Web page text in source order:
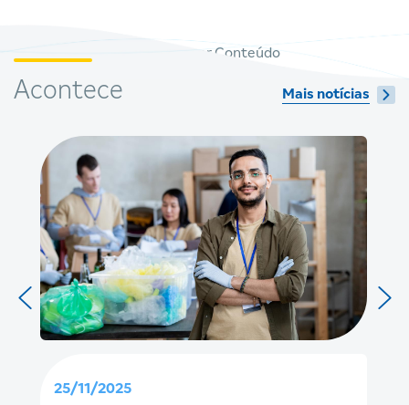
para selecionar Conteúdo
Acontece Mais notícias
25/11/2025